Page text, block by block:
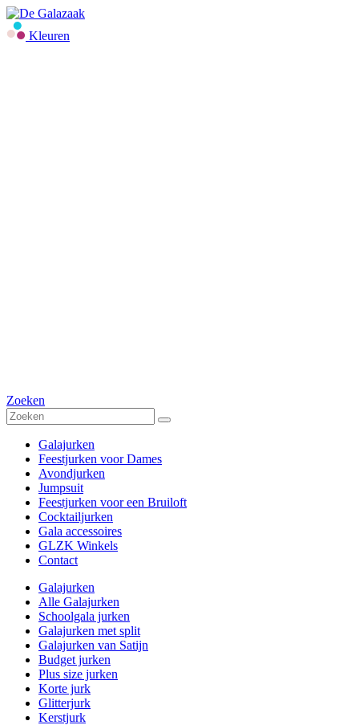
Kleuren
Zoeken
Galajurken
Feestjurken voor Dames
Avondjurken
Jumpsuit
Feestjurken voor een Bruiloft
Cocktailjurken
Gala accessoires
GLZK Winkels
Contact
Galajurken
Alle Galajurken
Schoolgala jurken
Galajurken met split
Galajurken van Satijn
Budget jurken
Plus size jurken
Korte jurk
Glitterjurk
Kerstjurk